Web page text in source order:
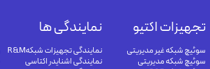
تجهیزات اکتیو
سوئیچ شبکه غیر مدیریتی
سوئیچ شبکه مدیریتی
نمایندگی ها
نمایندگی تجهیزات شبکهR&M
نمایندگی اشنایدر اکتاسی